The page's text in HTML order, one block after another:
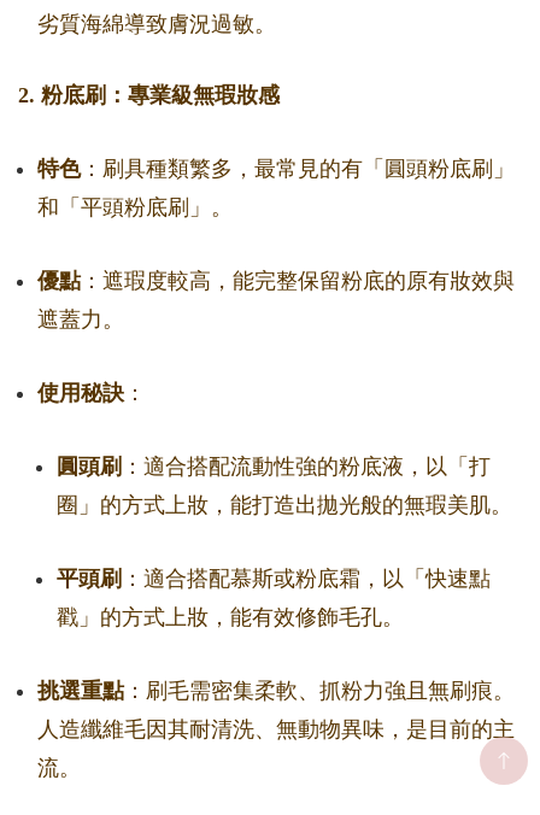
劣質海綿導致膚況過敏。
2. 粉底刷：專業級無瑕妝感
特色：刷具種類繁多，最常見的有「圓頭粉底刷」
和「平頭粉底刷」。
優點：遮瑕度較高，能完整保留粉底的原有妝效與
遮蓋力。
使用秘訣 ：
圓頭刷 ：適合搭配流動性強的粉底液，以「打
圈」的方式上妝，能打造出拋光般的無瑕美肌。
平頭刷 ：適合搭配慕斯或粉底霜，以「快速點
戳」的方式上妝，能有效修飾毛孔。
挑選重點：刷毛需密集柔軟、抓粉力強且無刷痕。
人造纖維毛因其耐清洗、無動物異味，是目前的主
流。